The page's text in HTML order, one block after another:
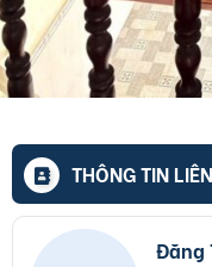
THÔNG TIN
Đăng